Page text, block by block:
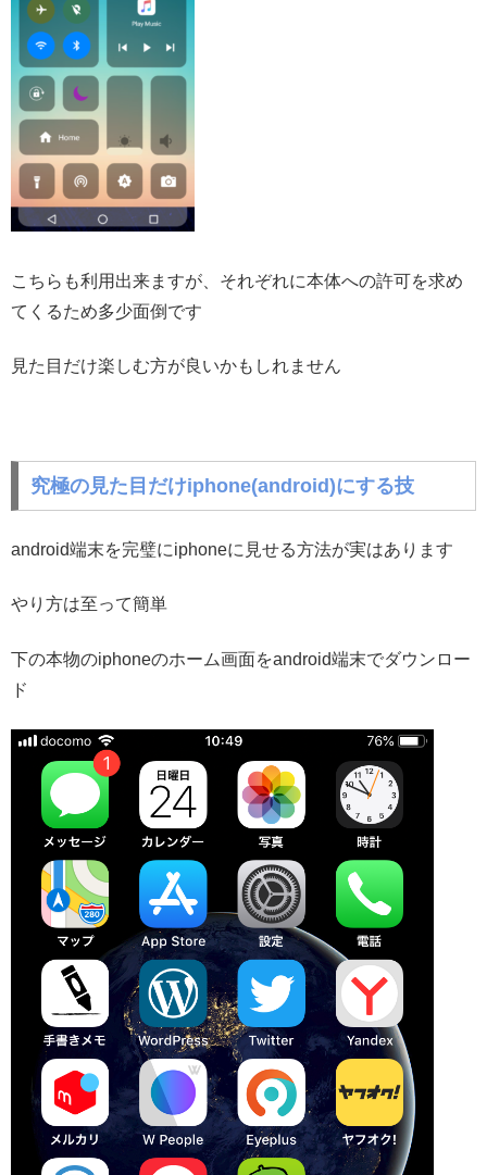
こちらも利用出来ますが、それぞれに本体への許可を求め
てくるため多少面倒です
見た目だけ楽しむ方が良いかもしれません
究極の見た目だけiphone(android)にする技
android端末を完璧にiphoneに見せる方法が実はあります
やり方は至って簡単
下の本物のiphoneのホーム画面をandroid端末でダウンロー
ド